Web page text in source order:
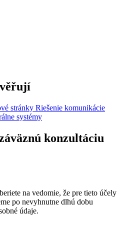
stránky Riešenie komunikácie
systémy
konzultáciu
na vedomie, že pre tieto účely
po nevyhnutne dlhú dobu
údaje.